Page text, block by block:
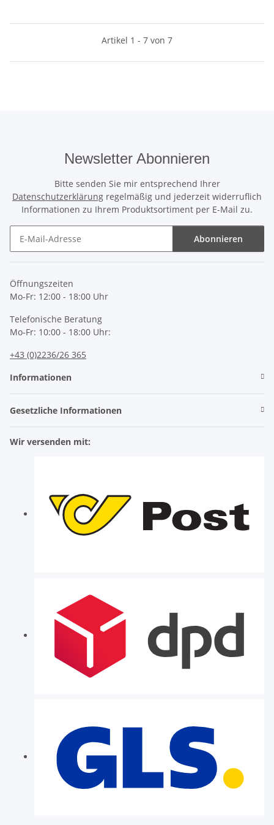
Artikel 1 - 7 von 7
Newsletter Abonnieren
Bitte senden Sie mir entsprechend Ihrer
Datenschutzerklärung regelmäßig und jederzeit widerruflich
Informationen zu Ihrem Produktsortiment per E-Mail zu.
Abonnieren
Öffnungszeiten
Mo-Fr: 12:00 - 18:00 Uhr
Telefonische Beratung
Mo-Fr: 10:00 - 18:00 Uhr:
+43 (0)2236/26 365
Informationen
Gesetzliche Informationen
Wir versenden mit: